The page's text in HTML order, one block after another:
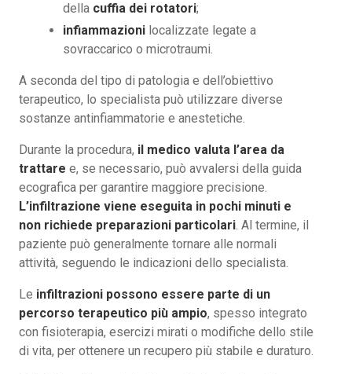
della cuffia dei rotatori;
infiammazioni localizzate legate a
sovraccarico o microtraumi.
A seconda del tipo di patologia e dell’obiettivo
terapeutico, lo specialista può utilizzare diverse
sostanze antinfiammatorie e anestetiche.
Durante la procedura, il medico valuta l’area da
trattare e, se necessario, può avvalersi della guida
ecografica per garantire maggiore precisione.
L’infiltrazione viene eseguita in pochi minuti e
non richiede preparazioni particolari. Al termine, il
paziente può generalmente tornare alle normali
attività, seguendo le indicazioni dello specialista.
Le infiltrazioni possono essere parte di un
percorso terapeutico più ampio, spesso integrato
con fisioterapia, esercizi mirati o modifiche dello stile
di vita, per ottenere un recupero più stabile e duraturo.